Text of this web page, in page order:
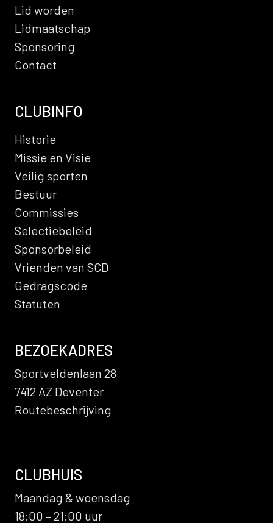
Lid worden
Lidmaatschap
Sponsoring
Contact
CLUBINFO
Historie
Missie en Visie
Veilig sporten
Bestuur
Commissies
Selectiebeleid
Sponsorbeleid
Vrienden van SCD
Gedragscode
Statuten
BEZOEKADRES
Sportveldenlaan 28
7412 AZ Deventer
Routebeschrijving
CLUBHUIS
Maandag & woensdag
18:00 – 21:00 uur